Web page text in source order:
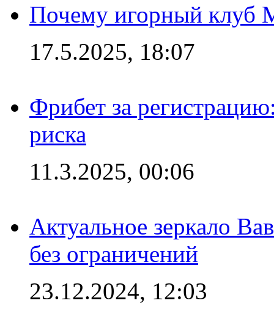
Почему игорный клуб
17.5.2025, 18:07
Фрибет за
риска
11.3.2025, 00:06
Актуальное зеркало
без ограничений
23.12.2024, 12:03